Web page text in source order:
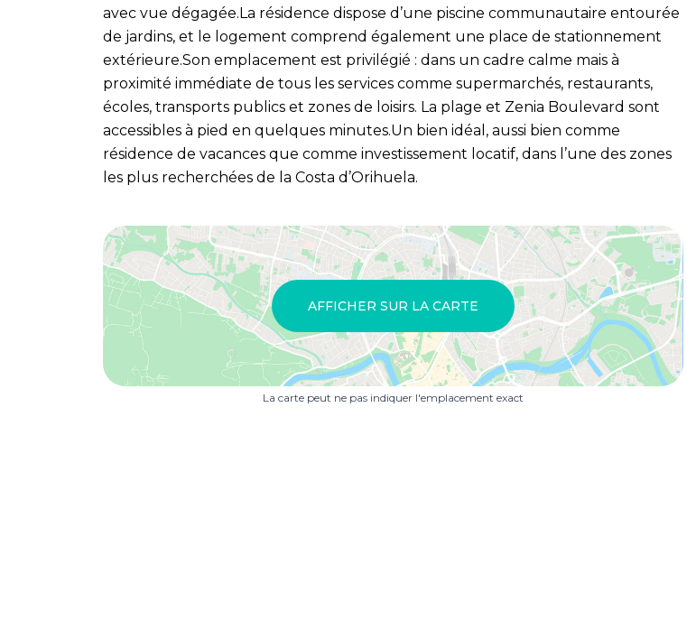
avec vue dégagée.La résidence dispose d’une piscine communautaire entourée
de jardins, et le logement comprend également une place de stationnement
extérieure.Son emplacement est privilégié : dans un cadre calme mais à
proximité immédiate de tous les services comme supermarchés, restaurants,
écoles, transports publics et zones de loisirs. La plage et Zenia Boulevard sont
accessibles à pied en quelques minutes.Un bien idéal, aussi bien comme
résidence de vacances que comme investissement locatif, dans l’une des zones
les plus recherchées de la Costa d’Orihuela.
AFFICHER SUR LA CARTE
La carte peut ne pas indiquer l'emplacement exact